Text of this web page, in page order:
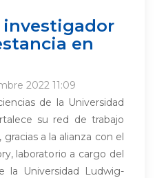
investigador
en
2022 11:09
de la Universidad
su red de trabajo
a la alianza con el
laboratorio a cargo del
la Universidad Ludwig-